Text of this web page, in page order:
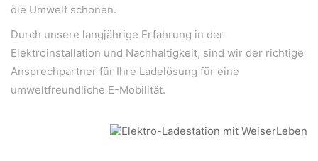
die Umwelt schonen.
Durch unsere langjährige Erfahrung in der
Elektroinstallation und Nachhaltigkeit, sind wir der richtige
Ansprechpartner für Ihre Ladelösung für eine
umweltfreundliche E-Mobilität.